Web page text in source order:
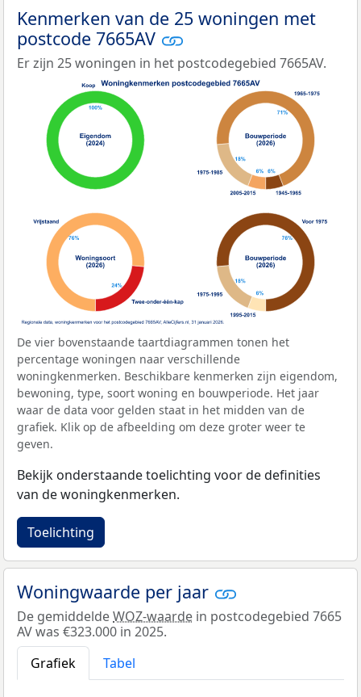
Kenmerken van de 25 woningen met
postcode 7665AV
Er zijn 25 woningen in het postcodegebied 7665AV.
De vier bovenstaande taartdiagrammen tonen het
percentage woningen naar verschillende
woningkenmerken. Beschikbare kenmerken zijn eigendom,
bewoning, type, soort woning en bouwperiode. Het jaar
waar de data voor gelden staat in het midden van de
grafiek. Klik op de afbeelding om deze groter weer te
geven.
Bekijk onderstaande toelichting voor de definities
van de woningkenmerken.
Toelichting
Woningwaarde per jaar
De gemiddeldeWOZ-waarde in postcodegebied 7665
AV was €323.000 in 2025.
Grafiek
Tabel